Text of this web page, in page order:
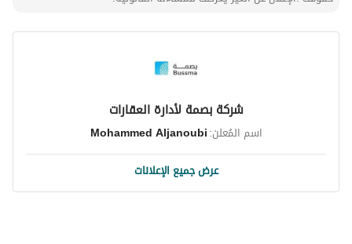
شركة بصمة لأدارة العقارات
اسم المُعلن:Mohammed Aljanoubi
عرض جميع الإعلانات